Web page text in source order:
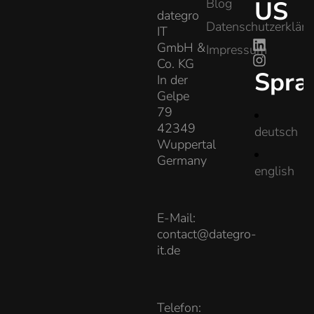
dategro
IT
GmbH &
Co. KG
In der
Gelpe
79
42349
Wuppertal
Germany
E-Mail:
contact@dategro-
it.de
Telefon:
Blog
Impressum
US
deutsch
english